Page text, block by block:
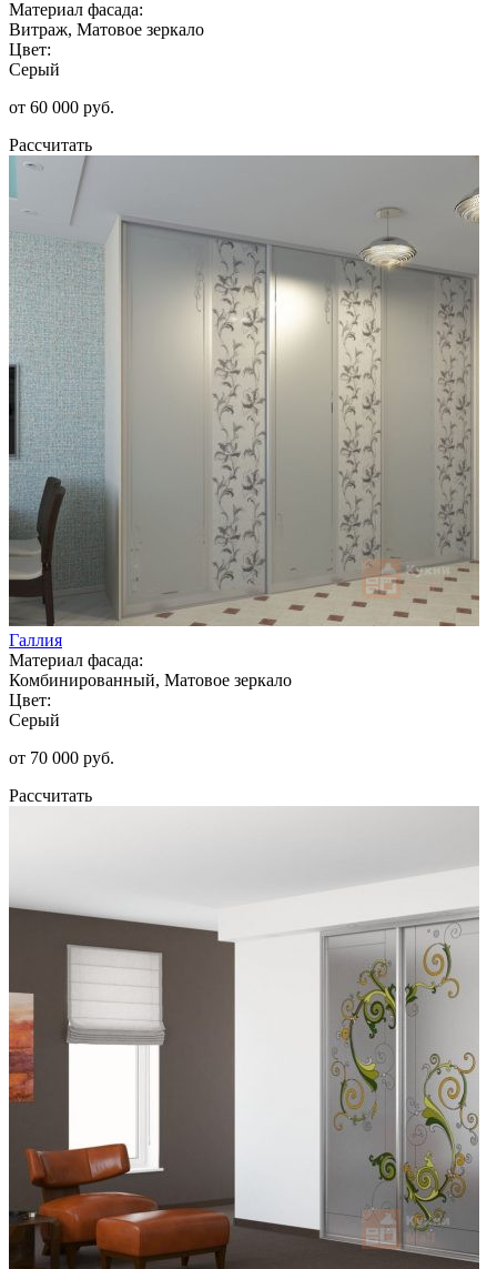
Материал фасада:
Витраж, Матовое зеркало
Цвет:
Серый
от 60 000 руб.
Рассчитать
Галлия
Материал фасада:
Комбинированный, Матовое зеркало
Цвет:
Серый
от 70 000 руб.
Рассчитать